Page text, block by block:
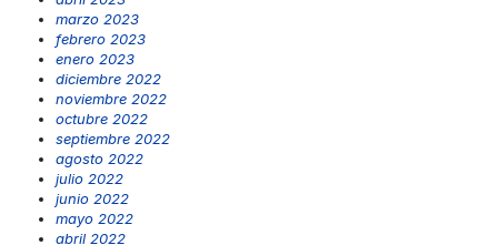
marzo 2023
febrero 2023
enero 2023
diciembre 2022
noviembre 2022
octubre 2022
septiembre 2022
agosto 2022
julio 2022
junio 2022
mayo 2022
abril 2022